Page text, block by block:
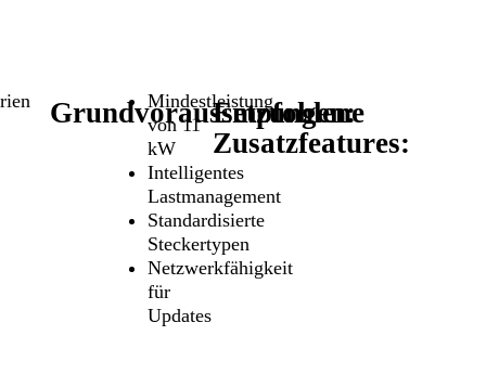
Grundvoraussetzungen:
Mindestleistung
von 11
kW
Intelligentes
Lastmanagement
Standardisierte
Steckertypen
Netzwerkfähigkeit
für
Updates
Empfohlene
Zusatzfeatures: